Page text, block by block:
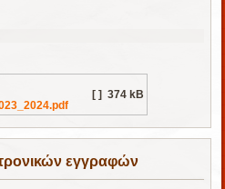
[ ] 374 kB
εγγραφών